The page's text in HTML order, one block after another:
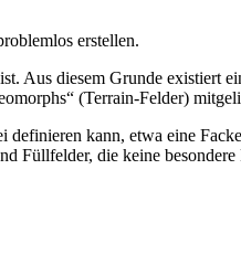
erstellen.
Aus diesem Grunde existiert
(Terrain-Felder)
kann, etwa eine
Füllfelder, die keine